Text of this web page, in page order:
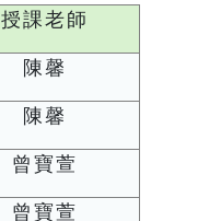
授課老師
陳馨
陳馨
曾寶萱
曾寶萱